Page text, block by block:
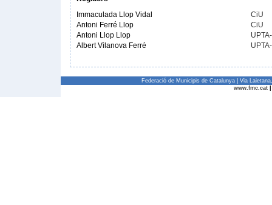
Immaculada Llop Vidal
CiU
Antoni Ferré Llop
CiU
Antoni Llop Llop
Albert Vilanova Ferré
Federació de Municipis de Catalunya | Via
www.fmc.cat